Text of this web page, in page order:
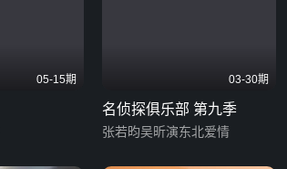
05-15期 03-30期
名侦探俱乐部 第九季
张若昀吴昕演东北爱情